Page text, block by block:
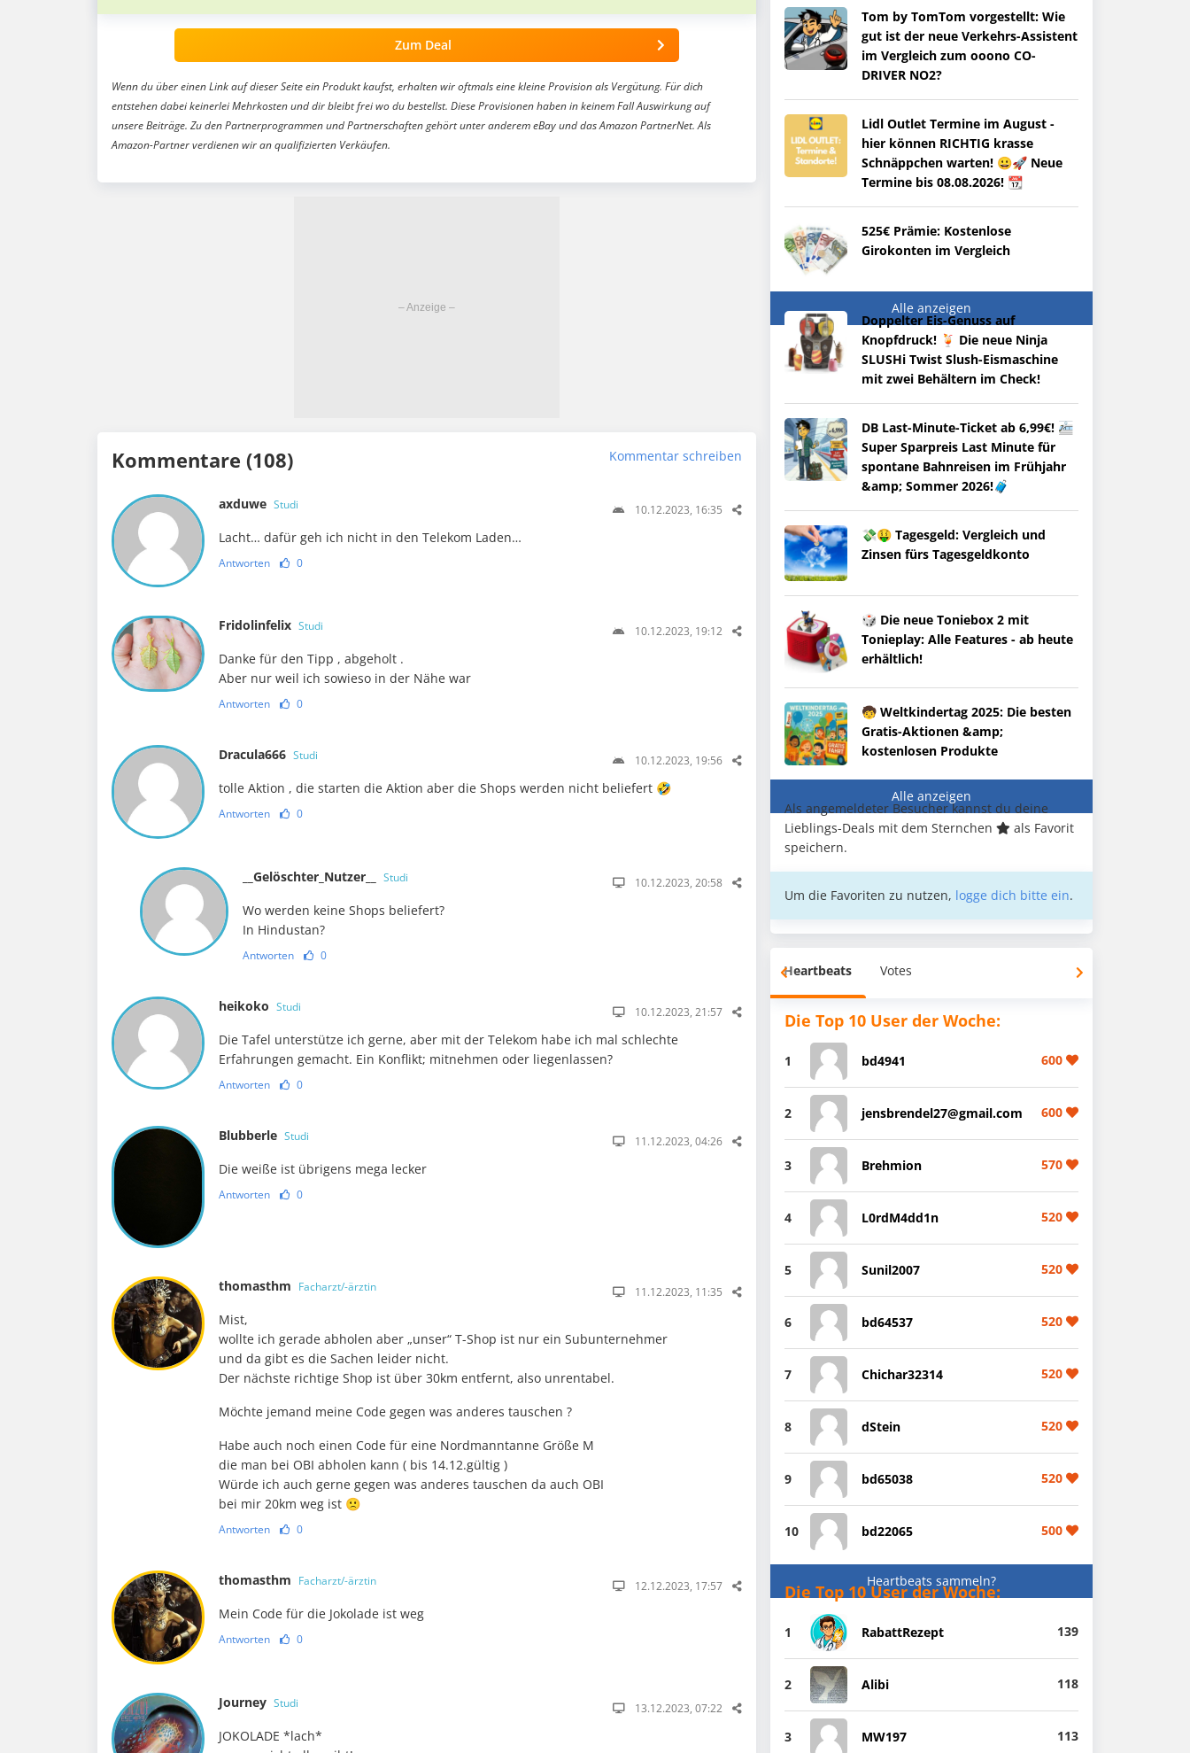
Zum Deal
Wenn du über einen Link auf dieser Seite ein Produkt kaufst, erhalten wir oftmals eine kleine Provision als Vergütung. Für dich
entstehen dabei keinerlei Mehrkosten und dir bleibt frei wo du bestellst. Diese Provisionen haben in keinem Fall Auswirkung auf
unsere Beiträge. Zu den Partnerprogrammen und Partnerschaften gehört unter anderem eBay und das Amazon PartnerNet. Als
Amazon-Partner verdienen wir an qualifizierten Verkäufen.
Kommentare (108) Kommentar schreiben
axduwe Studi 10.12.2023, 16:35
Lacht… dafür geh ich nicht in den Telekom Laden…
Antworten 0
Fridolinfelix Studi 10.12.2023, 19:12
Danke für den Tipp , abgeholt .
Aber nur weil ich sowieso in der Nähe war
Antworten 0
Dracula666 Studi 10.12.2023, 19:56
tolle Aktion , die starten die Aktion aber die Shops werden nicht beliefert 🤣
Antworten 0
__Gelöschter_Nutzer__ Studi 10.12.2023, 20:58
Wo werden keine Shops beliefert?
In Hindustan?
Antworten 0
heikoko Studi 10.12.2023, 21:57
Die Tafel unterstütze ich gerne, aber mit der Telekom habe ich mal schlechte
Erfahrungen gemacht. Ein Konflikt; mitnehmen oder liegenlassen?
Antworten 0
Blubberle Studi 11.12.2023, 04:26
Die weiße ist übrigens mega lecker
Antworten 0
thomasthm Facharzt/-ärztin 11.12.2023, 11:35
Mist,
wollte ich gerade abholen aber „unser“ T-Shop ist nur ein Subunternehmer
und da gibt es die Sachen leider nicht.
Der nächste richtige Shop ist über 30km entfernt, also unrentabel.
Möchte jemand meine Code gegen was anderes tauschen ?
Habe auch noch einen Code für eine Nordmanntanne Größe M
die man bei OBI abholen kann ( bis 14.12.gültig )
Würde ich auch gerne gegen was anderes tauschen da auch OBI
bei mir 20km weg ist 🙁
Antworten 0
thomasthm Facharzt/-ärztin 12.12.2023, 17:57
Mein Code für die Jokolade ist weg
Antworten 0
Journey Studi 13.12.2023, 07:22
JOKOLADE *lach*
Tom by TomTom vorgestellt: Wie
gut ist der neue Verkehrs-Assistent
im Vergleich zum ooono CO-
DRIVER NO2?
Lidl Outlet Termine im August -
hier können RICHTIG krasse
Schnäppchen warten! 😀🚀 Neue
Termine bis 08.08.2026! 📆
525€ Prämie: Kostenlose
Girokonten im Vergleich
Alle anzeigen
Doppelter Eis-Genuss auf
Knopfdruck! 🍹 Die neue Ninja
SLUSHi Twist Slush-Eismaschine
mit zwei Behältern im Check!
DB Last-Minute-Ticket ab 6,99€! 🚈
Super Sparpreis Last Minute für
spontane Bahnreisen im Frühjahr
&amp; Sommer 2026!🧳
💸🤑 Tagesgeld: Vergleich und
Zinsen fürs Tagesgeldkonto
🎲 Die neue Toniebox 2 mit
Tonieplay: Alle Features - ab heute
erhältlich!
🧒 Weltkindertag 2025: Die besten
Gratis-Aktionen &amp;
kostenlosen Produkte
Alle anzeigen
Als angemeldeter Besucher kannst du deine
Lieblings-Deals mit dem Sternchen
als Favorit
speichern.
Um die Favoriten zu nutzen, logge dich bitte ein.
Heartbeats Votes
Die Top 10 User der Woche:
1 bd4941 600
2 jensbrendel27@gmail.com 600
3 Brehmion 570
4 L0rdM4dd1n 520
5 Sunil2007 520
6 bd64537 520
7 Chichar32314 520
8 dStein 520
9 bd65038 520
10 bd22065 500
Heartbeats sammeln?
Die Top 10 User der Woche:
1 RabattRezept 139
2 Alibi 118
3 MW197 113